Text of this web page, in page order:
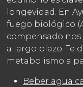
longevidad. En
fuego biológico
compensado
a largo plazo. Te
metabolismo a
Beber agua